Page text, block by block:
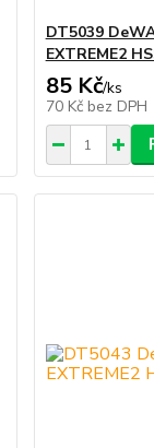
DT5039
EXTREME2
85 Kč/ks
70 Kč bez DPH